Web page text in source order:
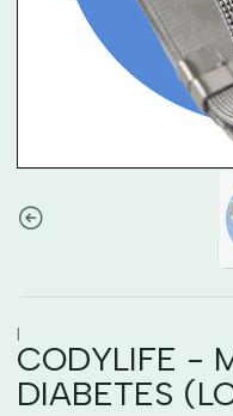
|
CODYLIFE -
DIABETES